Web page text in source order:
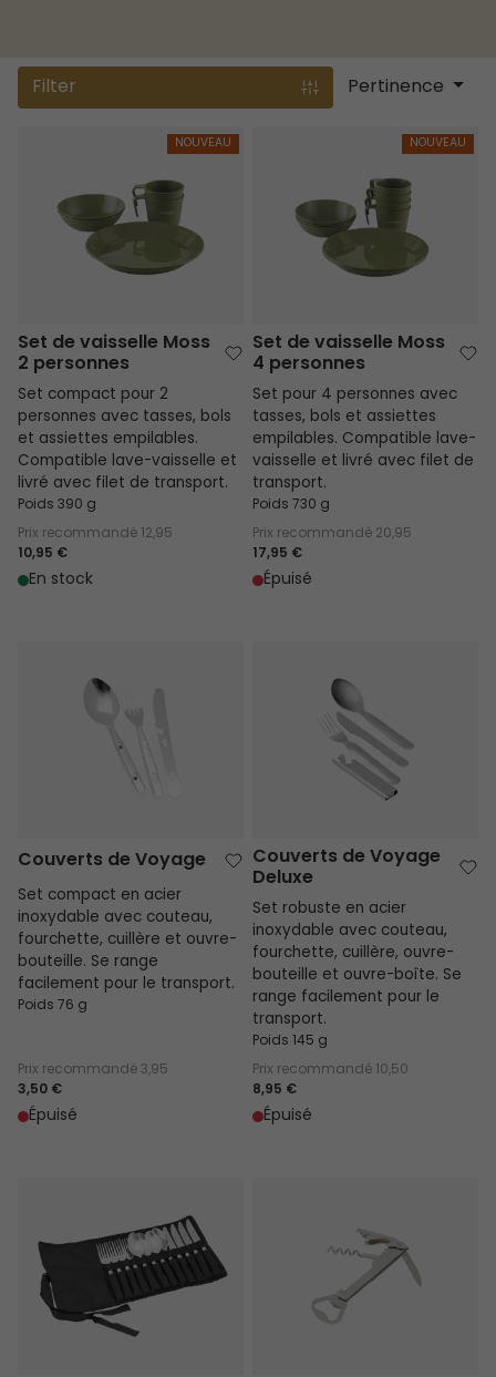
Filter Pertinence
Set de vaisselle Moss 2 personnes
NOUVEAU
Set de vaisselle Moss
2 personnes
Set compact pour 2
personnes avec tasses, bols
et assiettes empilables.
Compatible lave-vaisselle et
livré avec filet de transport.
Poids 390 g
Prix recommandé 12,95
10,95 €
En stock
Set de vaisselle Moss 4NOUVEAU
Set de vaisselle Moss
4 personnes
Set pour 4 personnes avec
tasses, bols et assiettes
empilables. Compatible lave-
vaisselle et livré avec filet de
transport.
Poids 730 g
Prix recommandé 20,95
17,95 €
Épuisé
Couverts de Voyage
Set compact en acier
inoxydable avec couteau,
fourchette, cuillère et ouvre-
bouteille. Se range
facilement pour le transport.
Poids 76 g
Prix recommandé 3,95
3,50 €
Épuisé
Couverts de Voyage
Deluxe
Set robuste en acier
inoxydable avec couteau,
fourchette, cuillère, ouvre-
bouteille et ouvre-boîte. Se
range facilement pour le
transport.
Poids 145 g
Prix recommandé 10,50
8,95 €
Épuisé